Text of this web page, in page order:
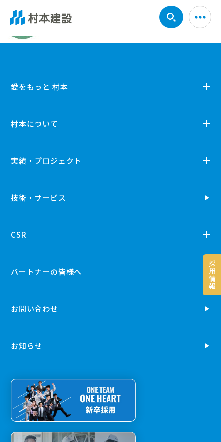
採
用
情
報
愛をもっと 村本
村本について
実績・プロジェクト
技術・ サービス
CSR
パートナーの皆様へ
お問い合わせ
お知らせ